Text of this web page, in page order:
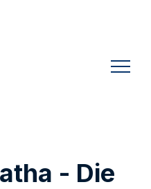
- Die